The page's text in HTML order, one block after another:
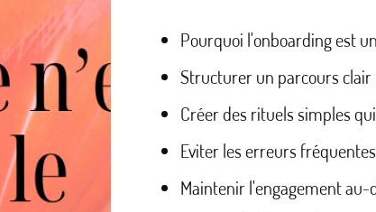
Pourquoi l'onboarding est
Structurer un parcours
Créer des rituels simples
Eviter les erreurs
Maintenir l'engagement au-